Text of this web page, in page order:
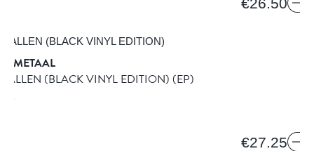
METAAL
(BLACK VINYL EDITION) (EP)
€27.25